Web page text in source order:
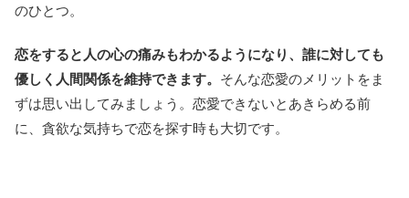
のひとつ。
恋をすると人の心の痛みもわかるようになり、誰に対しても
優しく人間関係を維持できます。 そんな恋愛のメリットをま
ずは思い出してみましょう。恋愛できないとあきらめる前
に、貪欲な気持ちで恋を探す時も大切です。